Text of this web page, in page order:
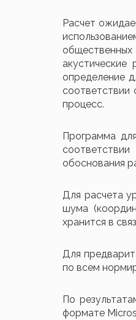
Расчет
определение
соответствии
процесс.
Программа
обоснования
Для расчета
шума
хранится в
Для
по всем
По
формате